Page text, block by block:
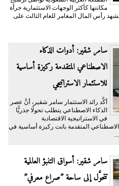
مكانتها كأكثر الوجهات الاستثمارية جرأة
رأس المال المغامر للعام الثالث على
سامر شقير: أدوات الذكاء
الاصطناعي المتقدمة ركيزة أساسية
للاستثمار الاستراتيجي
أكَّد رائد الاستثمار سامر شقير، أنَّ عصر
الذكاء الاصطناعي يتطلب تحولًا جذريًّا
في الاستراتيجية الاقتصادية
الاصطناعي المتقدمة باتت ركيزة أساسية في
سامر شقير: أسواق التنبؤ العالمية
تتحوَّل إلى ساحة ”صراع معرفي”